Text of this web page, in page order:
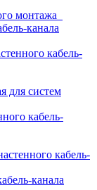
монтажа
канала
кабель-
для систем
кабель-
кабель-
канала